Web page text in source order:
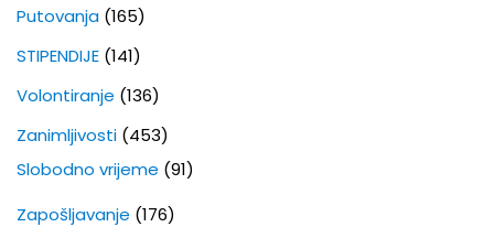
Putovanja (165)
STIPENDIJE (141)
Volontiranje (136)
Zanimljivosti (453)
Slobodno vrijeme (91)
Zapošljavanje (176)